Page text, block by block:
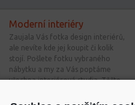
Moderní interiéry
Zaujala Vás fotka design interiérů,
ale nevíte kde jej koupit či kolik
stojí. Pošlete fotku vybraného
nábytku a my za Vás poptáme
všechna interiérová studia. Těšte